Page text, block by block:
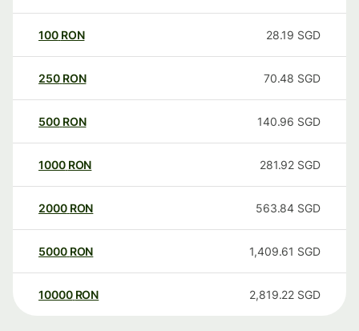
100 RON 28.19 SGD
250 RON 70.48 SGD
500 RON 140.96 SGD
1000 RON 281.92 SGD
2000 RON 563.84 SGD
5000 RON 1,409.61 SGD
10000 RON 2,819.22 SGD